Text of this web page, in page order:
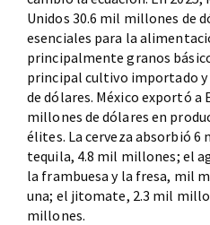
Unidos 30.6 mil millones de
esenciales para la
principalmente granos
principal cultivo importado
de dólares. México exportó a
millones de dólares en
élites. La cerveza absorbió
tequila, 4.8 mil millones; el
la frambuesa y la fresa, mil
una; el jitomate, 2.3 mil
millones.